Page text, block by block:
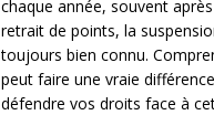
chaque année, souvent
retrait de points, la
toujours bien connu.
peut faire une vraie
défendre vos droits face à